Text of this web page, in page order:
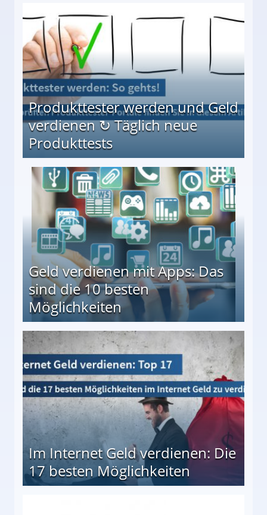
Produkttester werden und Geld
verdienen ↻ Täglich neue
Produkttests
↻ Täglich neue Produkttests
Geld verdienen mit Apps: Das
sind die 10 besten
Möglichkeiten
besten Möglichkeiten
Im Internet Geld verdienen: Die
17 besten Möglichkeiten